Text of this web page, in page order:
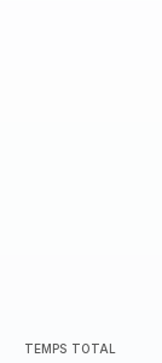
TEMPS TOTAL